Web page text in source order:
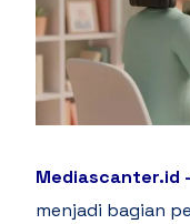
Mediascanter.id
menjadi bagian